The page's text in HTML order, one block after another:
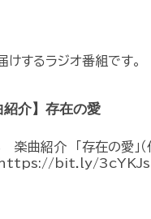
けするラジオ番組です。
介】存在の愛
介 「存在の愛」（作
版：https://bit.ly/